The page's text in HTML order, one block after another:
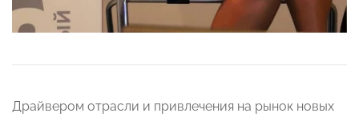
Драйвером отрасли и привлечения на рынок новых